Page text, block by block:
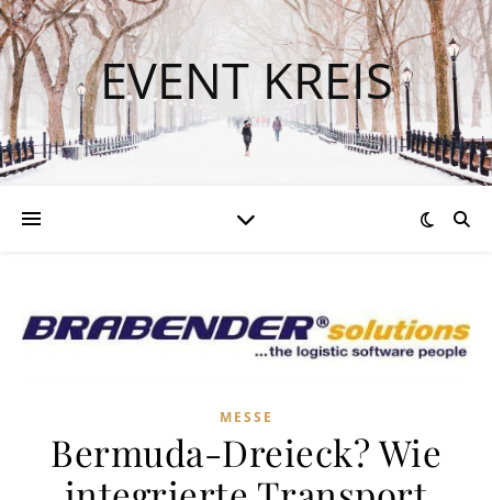
EVENT KREIS
MESSE
Bermuda-Dreieck? Wie